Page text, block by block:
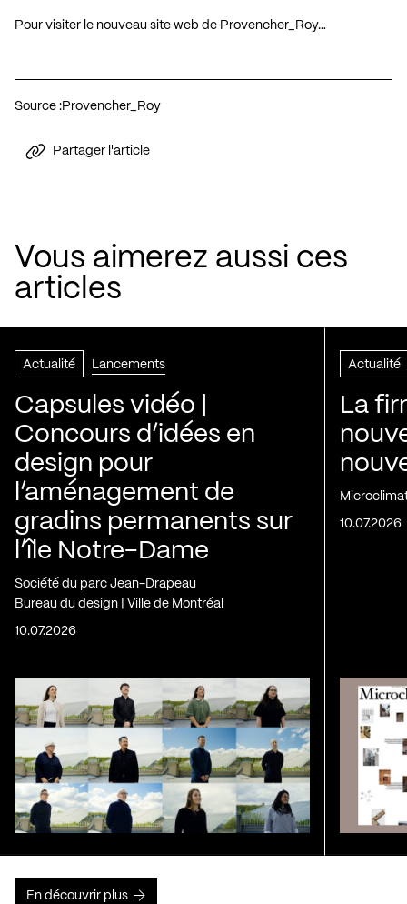
Pour visiter le nouveau site web de Provencher_Roy…
Source :Provencher_Roy
Partager l'article
Vous aimerez aussi ces
articles
Actualité Lancements
Capsules vidéo |
Concours d’idées en
design pour
l’aménagement de
gradins permanents sur
l’île Notre-Dame
Société du parc Jean-Drapeau
Bureau du design | Ville de Montréal
10.07.2026
Actualité
La
10.07.2026
En découvrir plus